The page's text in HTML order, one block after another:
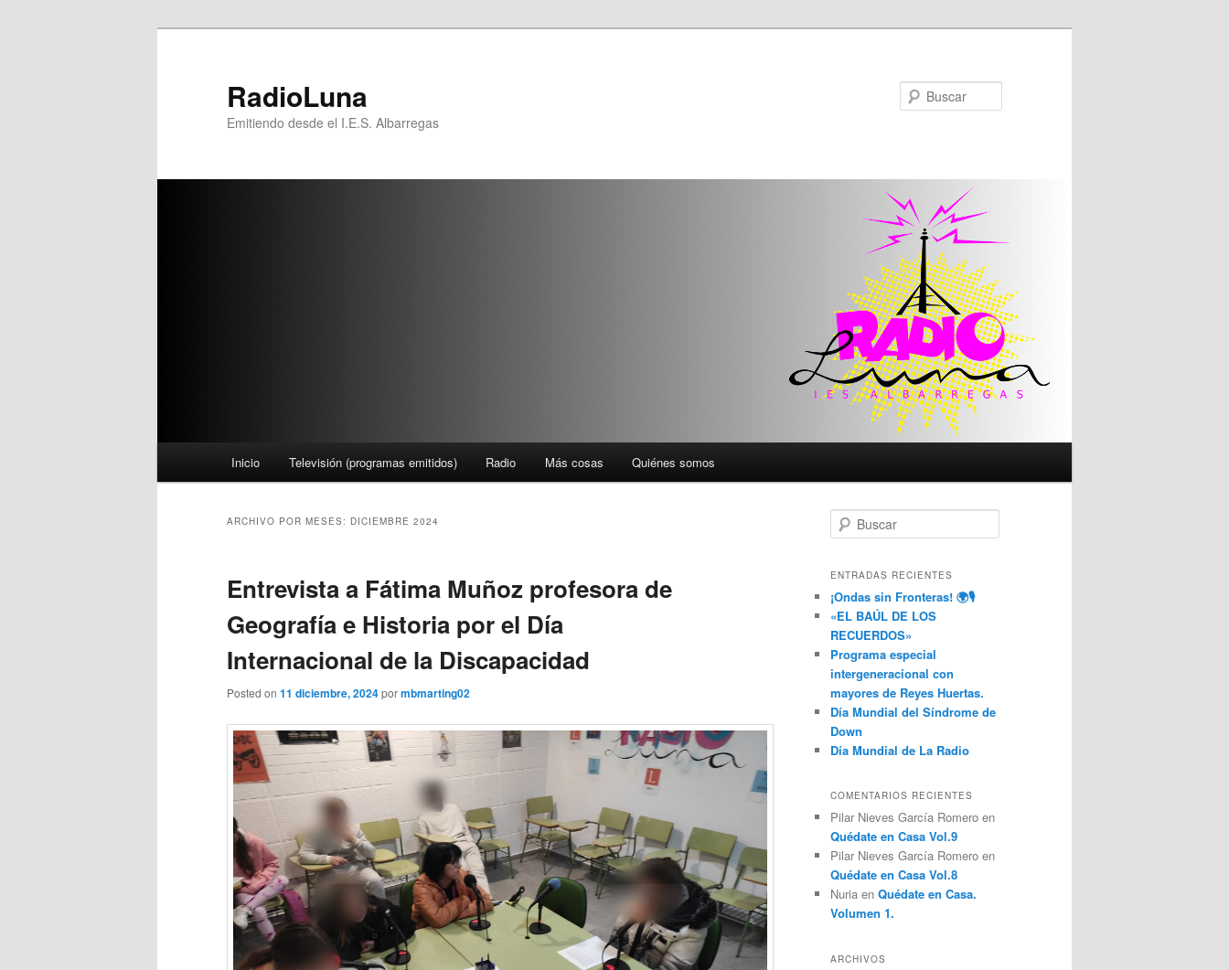
RadioLuna
Emitiendo desde el I.E.S. Albarregas
Inicio Televisión (programas emitidos) Radio Más cosas Quiénes somos
ARCHIVO POR MESES: DICIEMBRE 2024
Entrevista a Fátima Muñoz profesora de
Geografía e Historia por el Día
Internacional de la Discapacidad
Posted on 11 diciembre, 2024pormbmarting02
u
c
r
ENTRADAS RECIENTES
¡Ondas sin Fronteras! 🌍🎙️
«EL BAÚL DE LOS
RECUERDOS»
Programa especial
intergeneracional con
mayores de Reyes Huertas.
Día Mundial del Síndrome de
Down
Día Mundial de La Radio
COMENTARIOS RECIENTES
Pilar Nieves García Romero en
Quédate en Casa Vol.9
Pilar Nieves García Romero en
Quédate en Casa Vol.8
Nuria en Quédate en Casa.
Volumen 1.
ARCHIVOS